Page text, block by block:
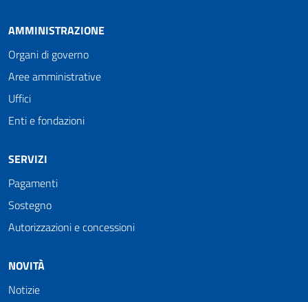
AMMINISTRAZIONE
Organi di governo
Aree amministrative
Uffici
Enti e fondazioni
SERVIZI
Pagamenti
Sostegno
Autorizzazioni e concessioni
NOVITÀ
Notizie